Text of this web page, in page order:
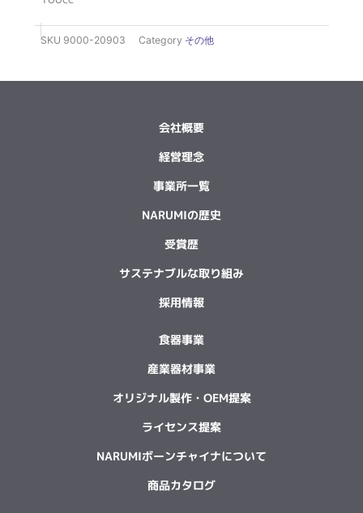
SKU 9000-20903 Category その他
会社概要
経営理念
事業所一覧
NARUMIの歴史
受賞歴
サステナブルな取り組み
採用情報
食器事業
産業器材事業
オリジナル製作・OEM提案
ライセンス提案
NARUMIボーンチャイナについて
商品カタログ